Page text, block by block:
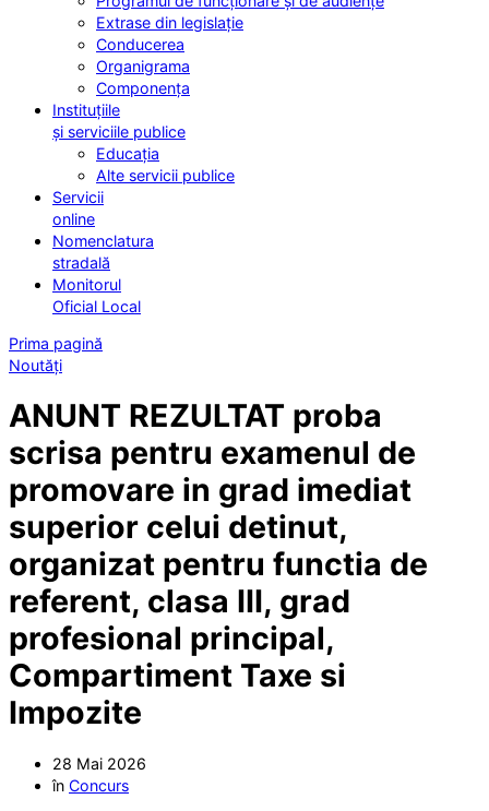
Extrase din legislație
Conducerea
Organigrama
Componența
Instituțiile
și serviciile publice
Educația
Alte servicii publice
Servicii
online
Nomenclatura
stradală
Monitorul
Oficial Local
Prima pagină
Noutăți
ANUNT REZULTAT proba
scrisa pentru examenul de
promovare in grad imediat
superior celui detinut,
organizat pentru functia de
referent, clasa III, grad
profesional principal,
Compartiment Taxe si
Impozite
28 Mai 2026
în Concurs